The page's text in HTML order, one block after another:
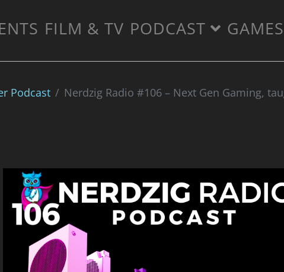
FILM & TV PODCAST GAMES
Podcast Nerdzig Radio #106 – Next Gen Gaming,